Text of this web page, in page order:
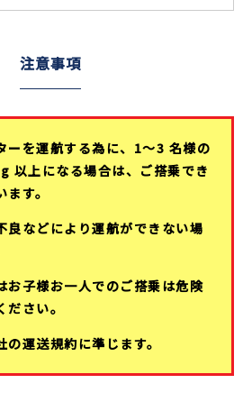
注意事項
ーを運航する為に、1～3 名様の
以上になる場合は、ご搭乗でき
す。
良などにより運航ができない場
お子様お一人でのご搭乗は危険
さい。
運送規約に準じます。